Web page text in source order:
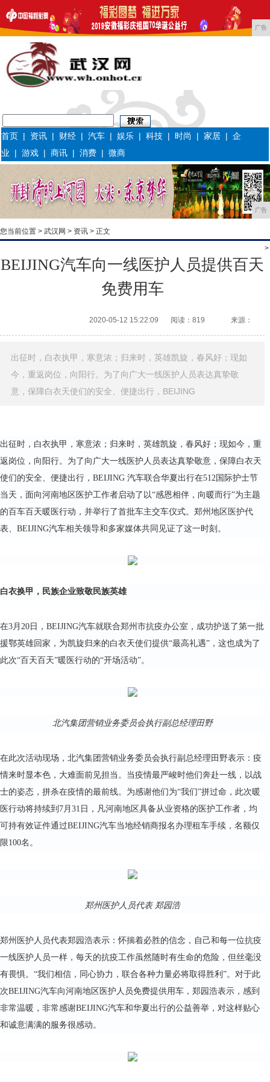
广告
首页 | 资讯 | 财经 |汽车 |娱乐 |科技 | 时尚 |家居 |企
业 |游戏 |商讯 |消费 |微商
广告
您当前位置 > 武汉网 > 资讯 > 正文
>
BEIJING汽车向一线医护人员提供百天
免费用车
2020-05-12 15:22:09 阅读：819 来源：
出征时，白衣执甲，寒意浓；归来时，英雄凯旋，春风好；现如
今，重返岗位，向阳行。为了向广大一线医护人员表达真挚敬
意，保障白衣天使们的安全、便捷出行，BEIJING
出征时，白衣执甲，寒意浓；归来时，英雄凯旋，春风好；现如今，重
返岗位，向阳行。为了向广大一线医护人员表达真挚敬意，保障白衣天
使们的安全、便捷出行，BEIJING 汽车联合华夏出行在512国际护士节
当天，面向河南地区医护工作者启动了以“感恩相伴，向暖而行”为主题
的百车百天暖医行动，并举行了首批车主交车仪式。郑州地区医护代
表、BEIJING汽车相关领导和多家媒体共同见证了这一时刻。
白衣换甲，民族企业致敬民族英雄
在3月20日，BEIJING汽车就联合郑州市抗疫办公室，成功护送了第一批
援鄂英雄回家，为凯旋归来的白衣天使们提供“最高礼遇”，这也成为了
此次“百天百天”暖医行动的“开场活动”。
北汽集团营销业务委员会执行副总经理田野
在此次活动现场，北汽集团营销业务委员会执行副总经理田野表示：疫
情来时显本色，大难面前见担当。当疫情最严峻时他们奔赴一线，以战
士的姿态，拼杀在疫情的最前线。为感谢他们为“我们”拼过命，此次暖
医行动将持续到7月31日，凡河南地区具备从业资格的医护工作者，均
可持有效证件通过BEIJING汽车当地经销商报名办理租车手续，名额仅
限100名。
郑州医护人员代表 郑园浩
郑州医护人员代表郑园浩表示：怀揣着必胜的信念，自己和每一位抗疫
一线医护人员一样，每天的抗疫工作虽然随时有生命的危险，但丝毫没
有畏惧。“我们相信，同心协力，联合各种力量必将取得胜利”。对于此
次BEIJING汽车向河南地区医护人员免费提供用车，郑园浩表示，感到
非常温暖，非常感谢BEIJING汽车和华夏出行的公益善举，对这样贴心
和诚意满满的服务很感动。